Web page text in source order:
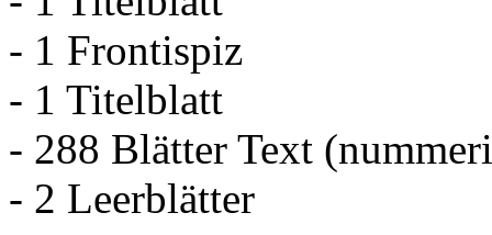
- 1 Frontispiz
- 1 Titelblatt
- 288 Blätter Text
- 2 Leerblätter